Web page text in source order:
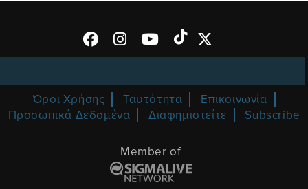
Όροι Χρήσης Ταυτότητα
Επικοινωνία
Προσωπικά Δεδομένα
Διαφημιστείτε Subscribe
Member of